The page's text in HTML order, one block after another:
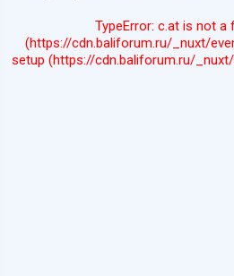
TypeError: c.at is not a
(https://cdn.baliforum.ru/_nuxt/
setup (https://cdn.baliforum.ru/_nuxt/